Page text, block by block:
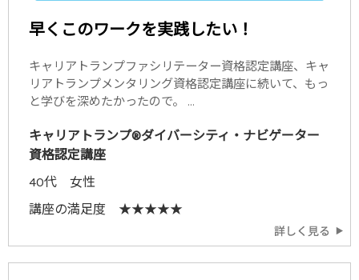
早くこのワークを実践したい！
キャリアトランプファシリテーター資格認定講座、キャ
リアトランプメンタリング資格認定講座に続いて、もっ
と学びを深めたかったので。 ...
キャリアトランプ®ダイバーシティ・ナビゲーター
資格認定講座
40代 女性
講座の満足度 ★★★★★